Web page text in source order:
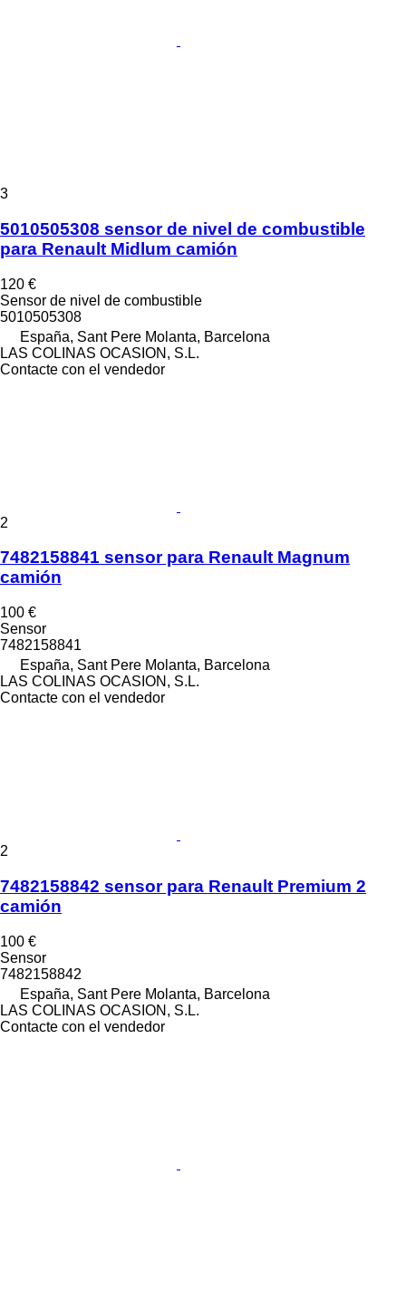
3
5010505308 sensor de nivel de combustible
para Renault Midlum camión
120 €
Sensor de nivel de combustible
5010505308
España, Sant Pere Molanta, Barcelona
LAS COLINAS OCASION, S.L.
Contacte con el vendedor
2
7482158841 sensor para Renault Magnum
camión
100 €
Sensor
7482158841
España, Sant Pere Molanta, Barcelona
LAS COLINAS OCASION, S.L.
Contacte con el vendedor
2
7482158842 sensor para Renault Premium 2
camión
100 €
Sensor
7482158842
España, Sant Pere Molanta, Barcelona
LAS COLINAS OCASION, S.L.
Contacte con el vendedor